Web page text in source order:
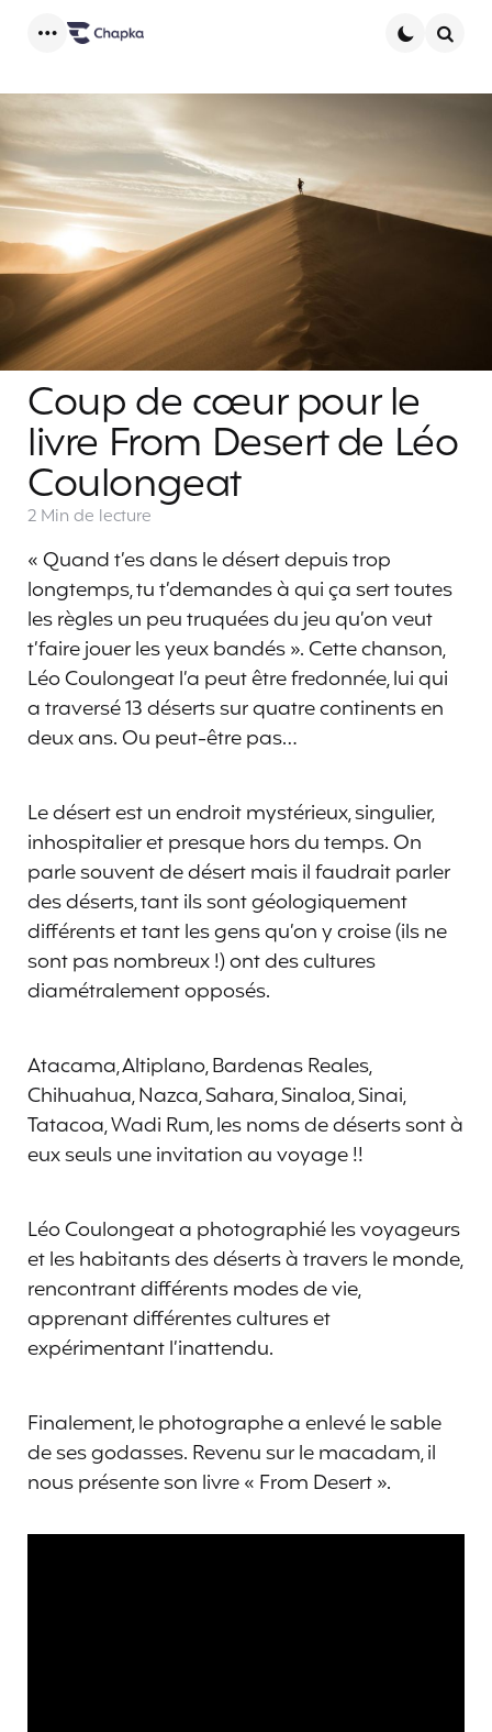
Coup de cœur pour le
livre From Desert de Léo
Coulongeat
2 Min de lecture
« Quand t’es dans le désert depuis trop
longtemps, tu t’demandes à qui ça sert toutes
les règles un peu truquées du jeu qu’on veut
t’faire jouer les yeux bandés ». Cette chanson,
Léo Coulongeat l’a peut être fredonnée, lui qui
a traversé 13 déserts sur quatre continents en
deux ans. Ou peut-être pas…
Le désert est un endroit mystérieux, singulier,
inhospitalier et presque hors du temps. On
parle souvent de désert mais il faudrait parler
des déserts, tant ils sont géologiquement
différents et tant les gens qu’on y croise (ils ne
sont pas nombreux !) ont des cultures
diamétralement opposés.
Atacama, Altiplano, Bardenas Reales,
Chihuahua, Nazca, Sahara, Sinaloa, Sinai,
Tatacoa, Wadi Rum, les noms de déserts sont à
eux seuls une invitation au voyage !!
Léo Coulongeat a photographié les voyageurs
et les habitants des déserts à travers le monde,
rencontrant différents modes de vie,
apprenant différentes cultures et
expérimentant l’inattendu.
Finalement, le photographe a enlevé le sable
de ses godasses. Revenu sur le macadam, il
nous présente son livre « From Desert ».